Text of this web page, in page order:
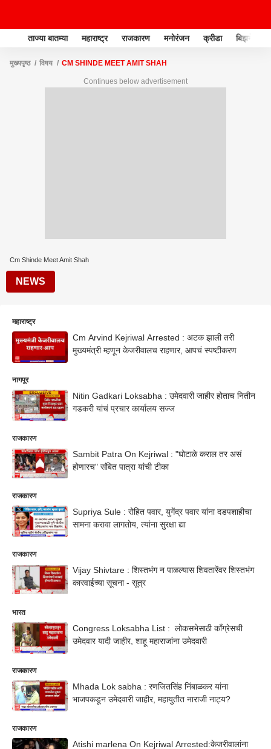
ताज्या बातम्या महाराष्ट्र राजकारण मनोरंजन क्रीडा बिझनेस
मुख्यपृष्ठ विषय CM SHINDE MEET AMIT SHAH
Continues below advertisement
Cm Shinde Meet Amit Shah
NEWS
महाराष्ट्र
Cm Arvind Kejriwal Arrested : अटक झाली तरी
मुख्यमंत्री म्हणून केजरीवालच राहणार, आपचं स्पष्टीकरण
नागपूर
Nitin Gadkari Loksabha : उमेदवारी जाहीर होताच नितीन
गडकरी यांचं प्रचार कार्यालय सज्ज
राजकारण
Sambit Patra On Kejriwal : "घोटाळे कराल तर असं
होणारच" संबित पात्रा यांची टीका
राजकारण
Supriya Sule : रोहित पवार, युगेंद्र पवार यांना दडपशाहीचा
सामना करावा लागतोय, त्यांना सुरक्षा द्या
राजकारण
Vijay Shivtare : शिस्तभंग न पाळल्यास शिवतारेंवर शिस्तभंग
कारवाईच्या सूचना - सूत्र
भारत
Congress Loksabha List : लोकसभेसाठी काँग्रेसची
उमेदवार यादी जाहीर, शाहू महाराजांना उमेदवारी
राजकारण
Mhada Lok sabha : रणजितसिंह निंबाळकर यांना
भाजपकडून उमेदवारी जाहीर, महायुतीत नाराजी नाट्य?
राजकारण
Atishi marlena On Kejriwal Arrested:केजरीवालांना